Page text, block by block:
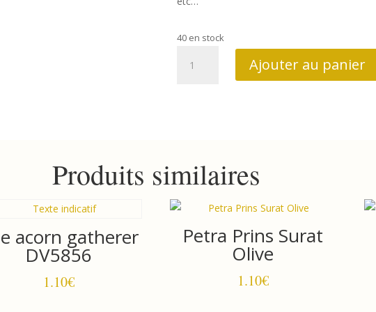
40 en stock
Ajouter au panier
Produits similaires
acorn gatherer
DV5856
1.10€
Petra Prins Surat
Olive
1.10€